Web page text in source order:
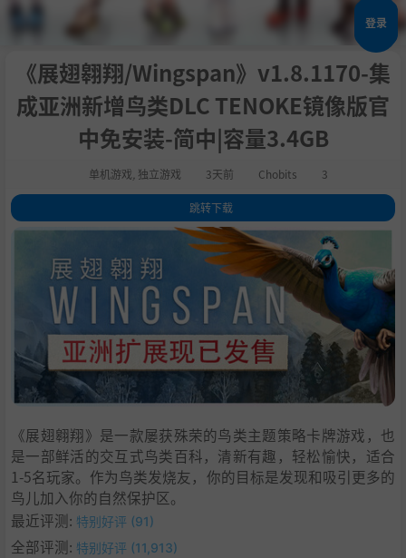
登录
《展翅翱翔/Wingspan》v1.8.1170-集
成亚洲新增鸟类DLC TENOKE镜像版官
中免安装-简中|容量3.4GB
单机游戏 独立游戏 3天前 Chobits 3
跳转下载
1.关于此游戏
系统需求
支持作者
设置中文
包含DLC
7.学习
《展翅翱翔》是一款屡获殊荣的鸟类主题策略卡牌游戏，也
是一部鲜活的交互式鸟类百科，清新有趣，轻松愉快，适合
1-5名玩家。作为鸟类发烧友，你的目标是发现和吸引更多的
鸟儿加入你的自然保护区。
最近评测: 特别好评 (91)
全部评测: 特别好评 (11,913)